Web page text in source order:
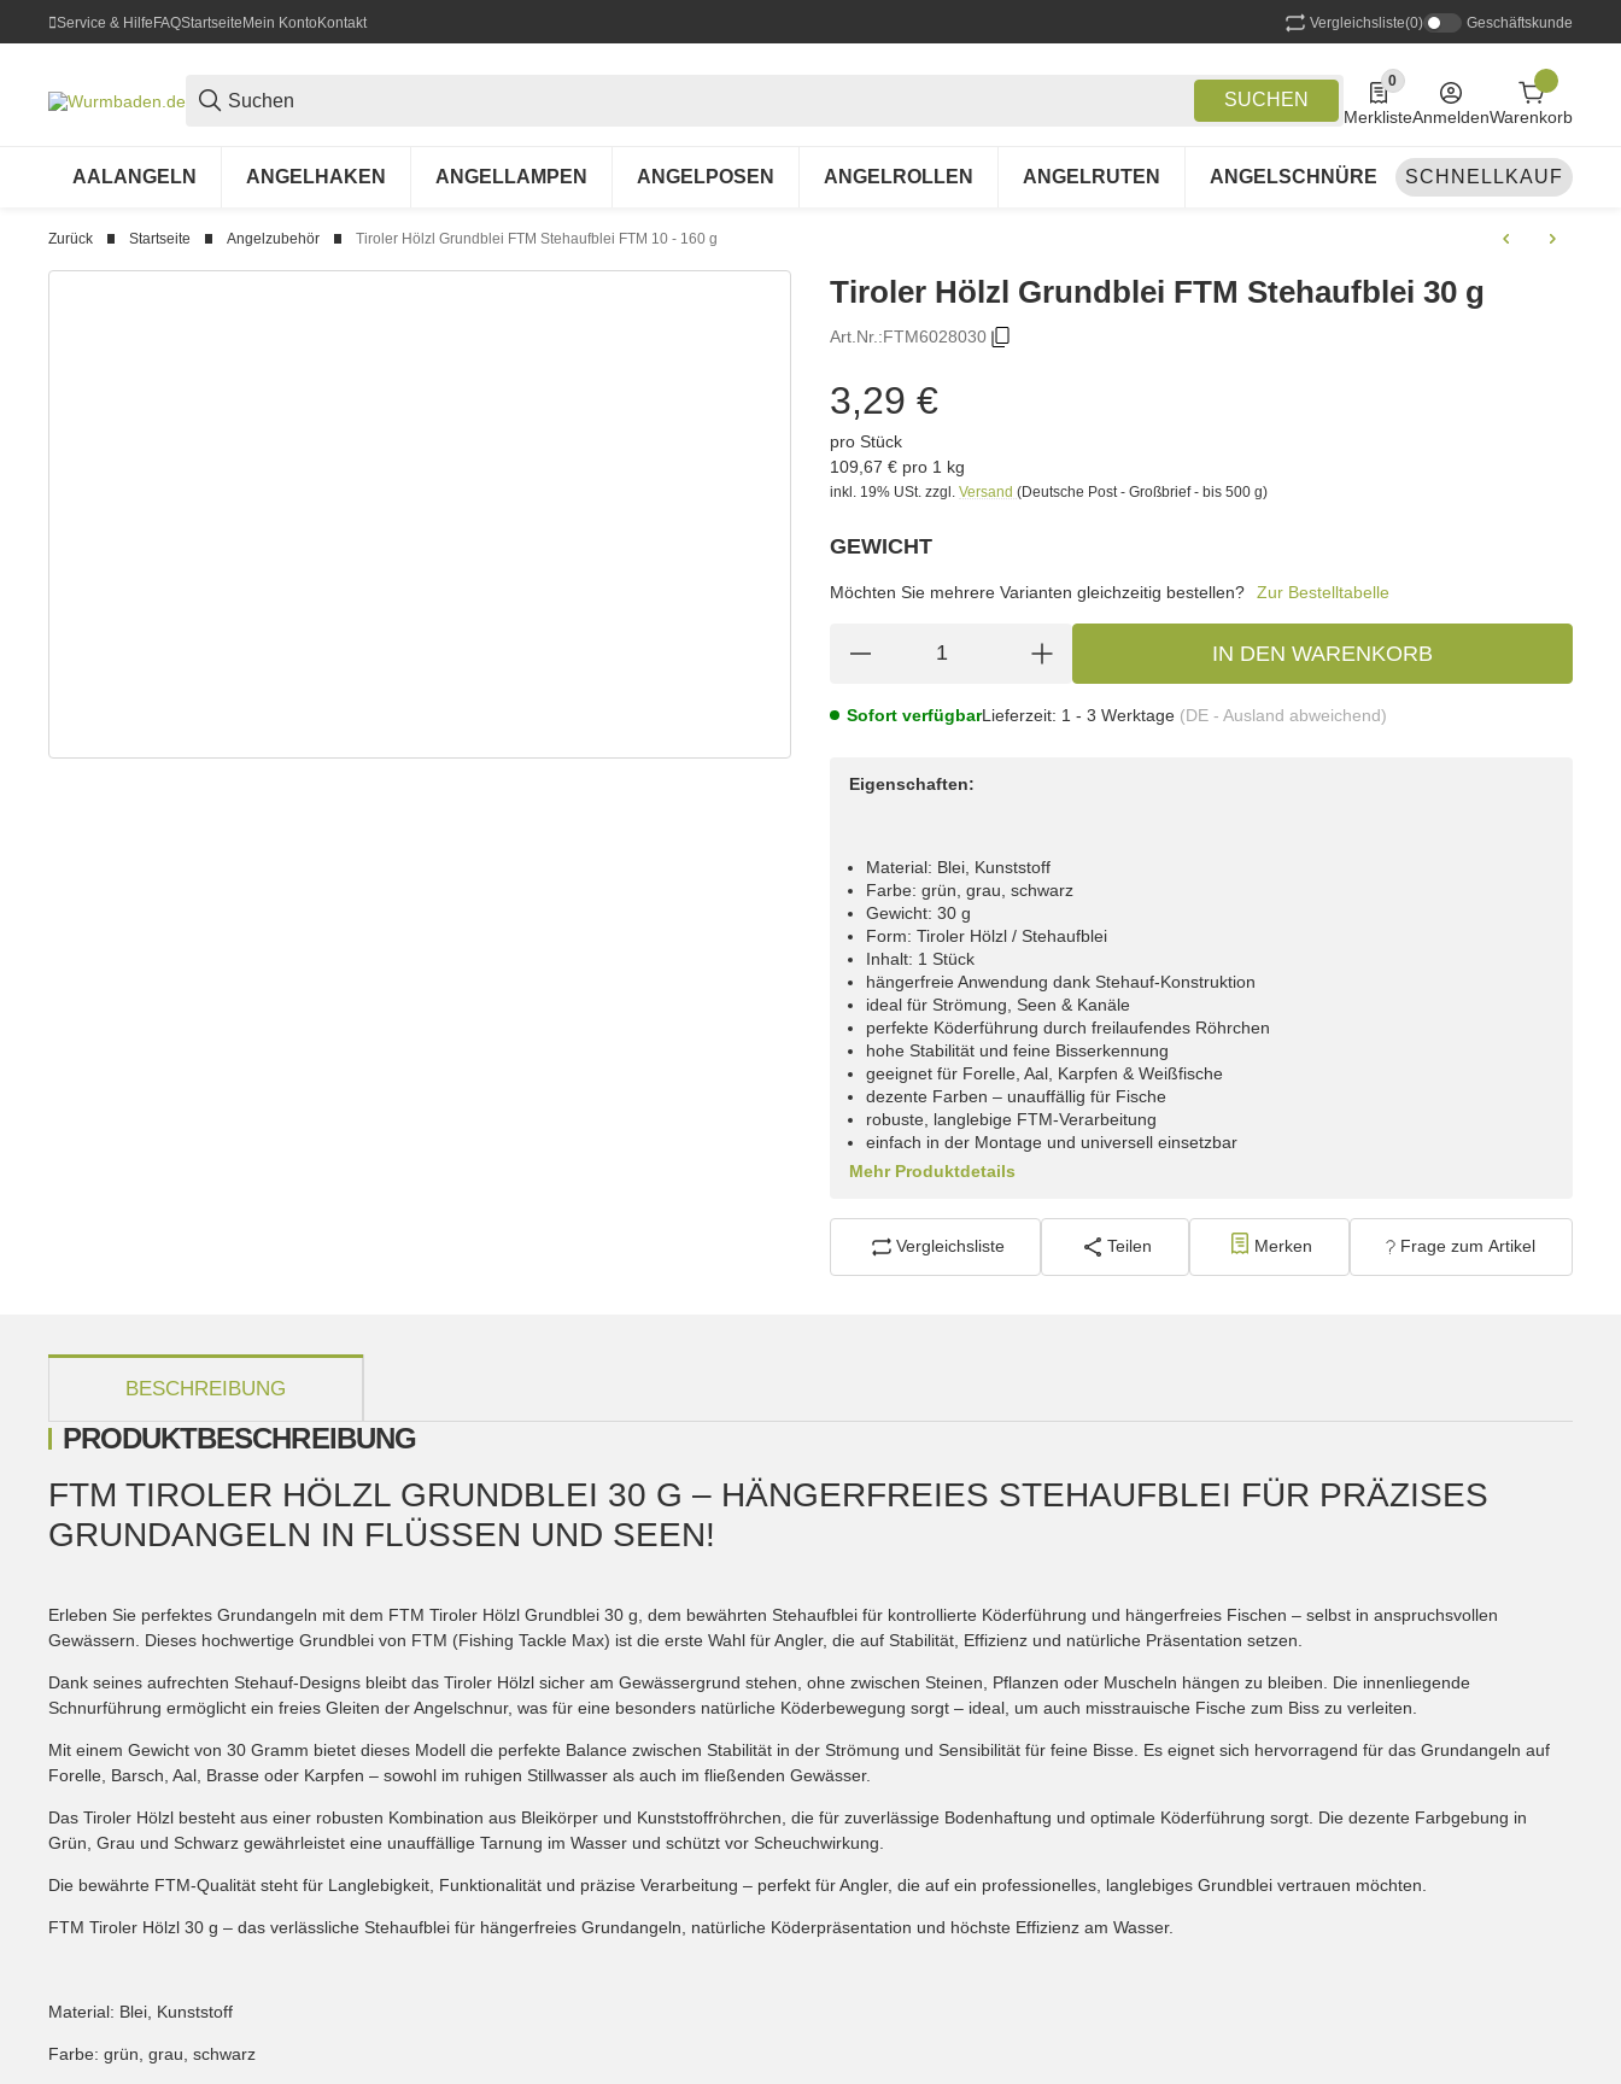
Service & HilfeFAQStartseiteMein KontoKontakt Vergleichsliste(0) Geschäftskunde
SUCHEN
0
0 Produkte in der Liste
MerklisteAnmeldenWarenkorb
AALANGELN ANGELHAKEN ANGELLAMPEN ANGELPOSEN ANGELROLLEN ANGELRUTEN ANGELSCHNÜRE ANGELSETS
SCHNELLKAUF
Zurück Startseite Angelzubehör Tiroler Hölzl Grundblei FTM Stehaufblei FTM 10 - 160 g
Tiroler Hölzl Grundblei FTM Stehaufblei 30 g
Art.Nr.:FTM6028030
3,29 €
pro Stück
109,67 € pro 1 kg
inkl. 19% USt. zzgl. Versand (Deutsche Post - Großbrief - bis 500 g)
GEWICHT
Möchten Sie mehrere Varianten gleichzeitig bestellen?
Zur Bestelltabelle
IN DEN WARENKORB
Sofort verfügbarLieferzeit: 1 - 3 Werktage (DE - Ausland abweichend)
Eigenschaften:
Material: Blei, Kunststoff
Farbe: grün, grau, schwarz
Gewicht: 30 g
Form: Tiroler Hölzl / Stehaufblei
Inhalt: 1 Stück
hängerfreie Anwendung dank Stehauf-Konstruktion
ideal für Strömung, Seen & Kanäle
perfekte Köderführung durch freilaufendes Röhrchen
hohe Stabilität und feine Bisserkennung
geeignet für Forelle, Aal, Karpfen & Weißfische
dezente Farben – unauffällig für Fische
robuste, langlebige FTM-Verarbeitung
einfach in der Montage und universell einsetzbar
Mehr Produktdetails
Vergleichsliste Teilen Merken Frage zum Artikel
BESCHREIBUNG
PRODUKTBESCHREIBUNG
FTM TIROLER HÖLZL GRUNDBLEI 30 G – HÄNGERFREIES STEHAUFBLEI FÜR PRÄZISES
GRUNDANGELN IN FLÜSSEN UND SEEN!
Erleben Sie perfektes Grundangeln mit dem FTM Tiroler Hölzl Grundblei 30 g, dem bewährten Stehaufblei für kontrollierte Köderführung und hängerfreies Fischen – selbst in anspruchsvollen
Gewässern. Dieses hochwertige Grundblei von FTM (Fishing Tackle Max) ist die erste Wahl für Angler, die auf Stabilität, Effizienz und natürliche Präsentation setzen.
Dank seines aufrechten Stehauf-Designs bleibt das Tiroler Hölzl sicher am Gewässergrund stehen, ohne zwischen Steinen, Pflanzen oder Muscheln hängen zu bleiben. Die innenliegende
Schnurführung ermöglicht ein freies Gleiten der Angelschnur, was für eine besonders natürliche Köderbewegung sorgt – ideal, um auch misstrauische Fische zum Biss zu verleiten.
Mit einem Gewicht von 30 Gramm bietet dieses Modell die perfekte Balance zwischen Stabilität in der Strömung und Sensibilität für feine Bisse. Es eignet sich hervorragend für das Grundangeln auf
Forelle, Barsch, Aal, Brasse oder Karpfen – sowohl im ruhigen Stillwasser als auch im fließenden Gewässer.
Das Tiroler Hölzl besteht aus einer robusten Kombination aus Bleikörper und Kunststoffröhrchen, die für zuverlässige Bodenhaftung und optimale Köderführung sorgt. Die dezente Farbgebung in
Grün, Grau und Schwarz gewährleistet eine unauffällige Tarnung im Wasser und schützt vor Scheuchwirkung.
Die bewährte FTM-Qualität steht für Langlebigkeit, Funktionalität und präzise Verarbeitung – perfekt für Angler, die auf ein professionelles, langlebiges Grundblei vertrauen möchten.
FTM Tiroler Hölzl 30 g – das verlässliche Stehaufblei für hängerfreies Grundangeln, natürliche Köderpräsentation und höchste Effizienz am Wasser.
Material: Blei, Kunststoff
Farbe: grün, grau, schwarz